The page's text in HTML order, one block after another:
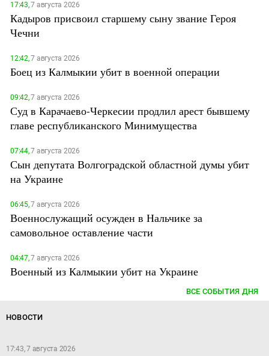
17:43,7 августа 2026
Кадыров присвоил старшему сыну звание Героя
Чечни
12:42,7 августа 2026
Боец из Калмыкии убит в военной операции
09:42,7 августа 2026
Суд в Карачаево-Черкесии продлил арест бывшему
главе республиканского Минимущества
07:44,7 августа 2026
Сын депутата Волгоградской областной думы убит
на Украине
06:45,7 августа 2026
Военнослужащий осужден в Нальчике за
самовольное оставление части
04:47,7 августа 2026
Военный из Калмыкии убит на Украине
ВСЕ СОБЫТИЯ ДНЯ
НОВОСТИ
17:43, 7 августа 2026